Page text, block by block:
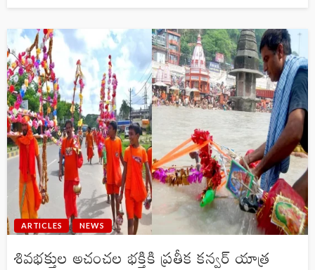
ARTICLES NEWS
శివభక్తుల అచంచల భక్తికి ప్రతీక కన్వర్ యాత్ర